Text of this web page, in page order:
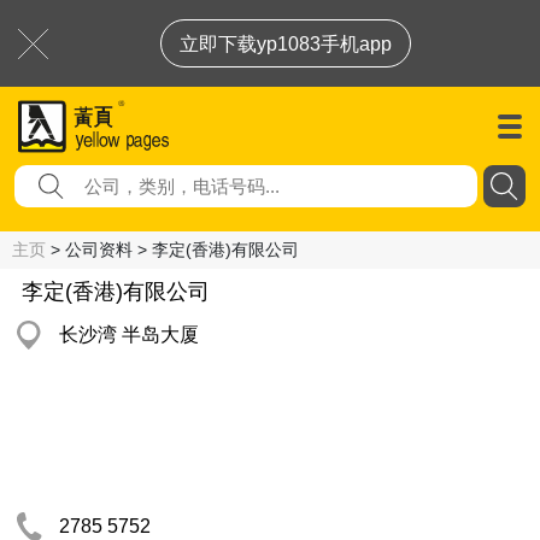
立即下载yp1083手机app
主页 > 公司资料 > 李定(香港)有限公司
李定(香港)有限公司
长沙湾 半岛大厦
2785 5752